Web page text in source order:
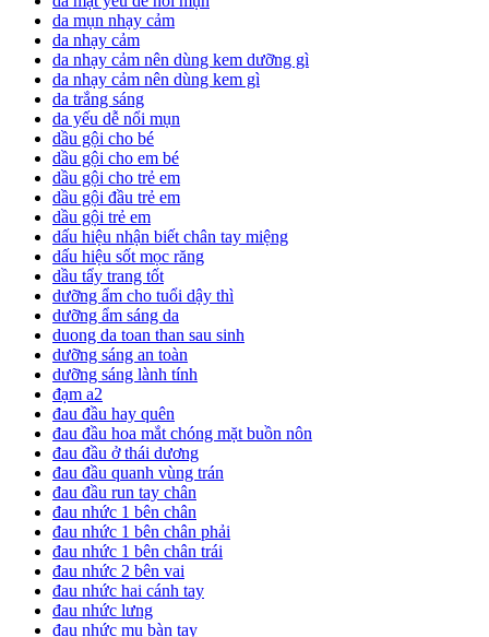
da mụn nhạy cảm
da nhạy cảm
da nhạy cảm nên dùng kem dưỡng gì
da nhạy cảm nên dùng kem gì
da trắng sáng
da yếu dễ nổi mụn
dầu gội cho bé
dầu gội cho em bé
dầu gội cho trẻ em
dầu gội đầu trẻ em
dầu gội trẻ em
dấu hiệu nhận biết chân tay miệng
dấu hiệu sốt mọc răng
dầu tẩy trang tốt
dưỡng ẩm cho tuổi dậy thì
dưỡng ẩm sáng da
duong da toan than sau sinh
dưỡng sáng an toàn
dưỡng sáng lành tính
đạm a2
đau đầu hay quên
đau đầu hoa mắt chóng mặt buồn nôn
đau đầu ở thái dương
đau đầu quanh vùng trán
đau đầu run tay chân
đau nhức 1 bên chân
đau nhức 1 bên chân phải
đau nhức 1 bên chân trái
đau nhức 2 bên vai
đau nhức hai cánh tay
đau nhức lưng
đau nhức mu bàn tay